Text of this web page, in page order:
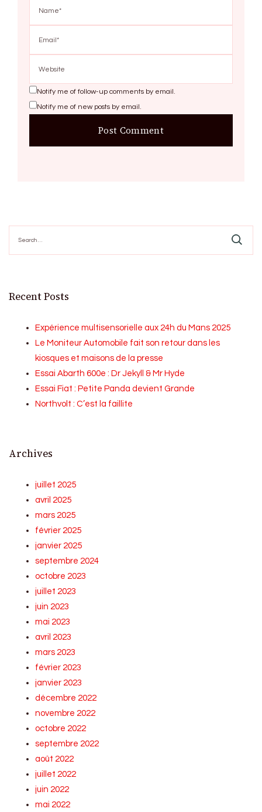
Notify me of follow-up comments by email.
Notify me of new posts by email.
for:
Recent Posts
Expérience multisensorielle aux 24h du Mans 2025
Le Moniteur Automobile fait son retour dans les
kiosques et maisons de la presse
Essai Abarth 600e : Dr Jekyll & Mr Hyde
Essai Fiat : Petite Panda devient Grande
Northvolt : C’est la faillite
Archives
juillet 2025
avril 2025
mars 2025
février 2025
janvier 2025
septembre 2024
octobre 2023
juillet 2023
juin 2023
mai 2023
avril 2023
mars 2023
février 2023
janvier 2023
décembre 2022
novembre 2022
octobre 2022
septembre 2022
août 2022
juillet 2022
juin 2022
mai 2022